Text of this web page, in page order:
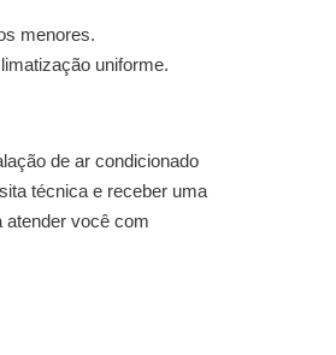
menores.
uniforme.
de ar condicionado
técnica e receber uma
atender você com